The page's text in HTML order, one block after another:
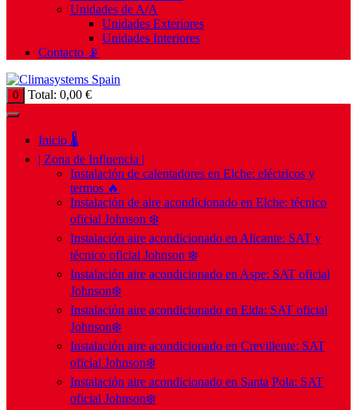
Unidades de A/A
Unidades Exteriores
Unidades Interiores
Contacto 📡
0 Total: 0,00 €
Inicio 🌡️
| Zona de Influencia |
Instalación de calentadores en Elche: eléctricos y
termos 🔥
Instalación de aire acondicionado en Elche: técnico
oficial Johnson ❄️
Instalación aire acondicionado en Alicante: SAT y
técnico oficial Johnson ❄️
Instalación aire acondicionado en Aspe: SAT oficial
Johnson❄️
Instalación aire acondicionado en Elda: SAT oficial
Johnson❄️
Instalación aire acondicionado en Crevillente: SAT
oficial Johnson❄️
Instalación aire acondicionado en Santa Pola: SAT
oficial Johnson❄️